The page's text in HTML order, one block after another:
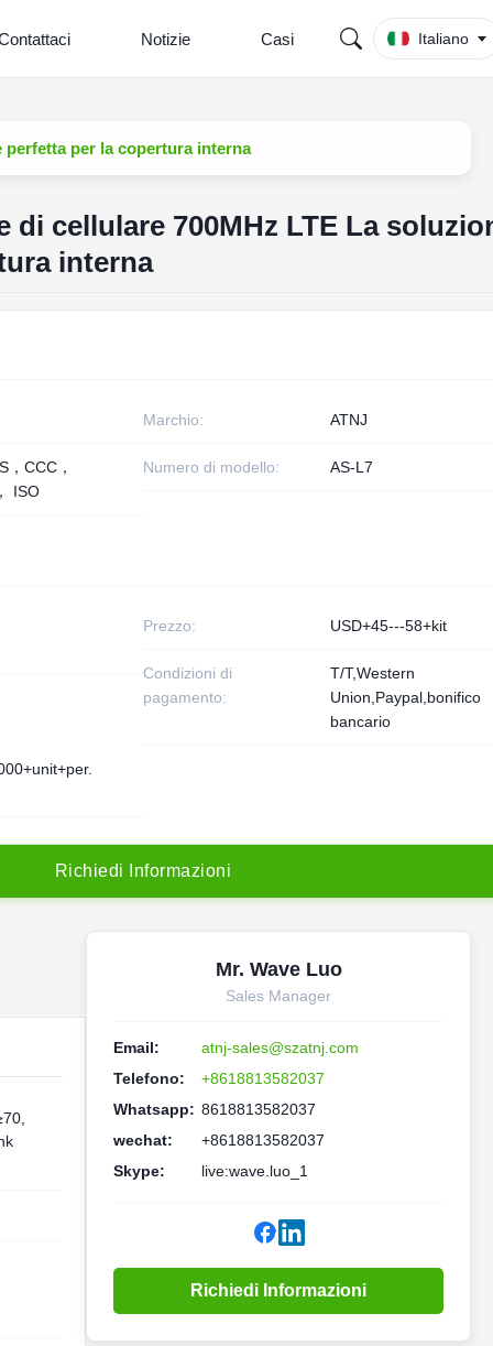
Notizie Casi Italiano
perfetta per la copertura interna
di cellulare 700MHz LTE La
interna
Marchio: ATNJ
，CCC，
ISO
Numero di modello: AS-L7
Prezzo: USD+45---58+kit
Condizioni di
pagamento:
T/T,Western
Union,Paypal,bonifico
bancario
Richiedi nformazioni
Mr. Wave Luo
Sales Manager
Email:
atnj-sales@szatnj.com
Telefono:
+8618813582037
Whatsapp: 8618813582037
wechat:
+8618813582037
Skype:
live:wave.luo_1
Richiedi Informazioni